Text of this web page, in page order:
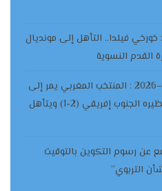
فيلدا.. التأهل إلى مونديال
كأس أمم إفريقيا للسيدات –2026 : المنتخب المغربي يمر إلى
دور النصف عقب فوزه على نظيره الجنوب إفريقي (2-1) ويتأهل
عن رسوم التكوين بالتوقيت
التربوي”